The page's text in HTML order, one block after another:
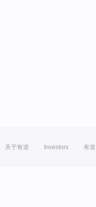
关于有道 Investors 有